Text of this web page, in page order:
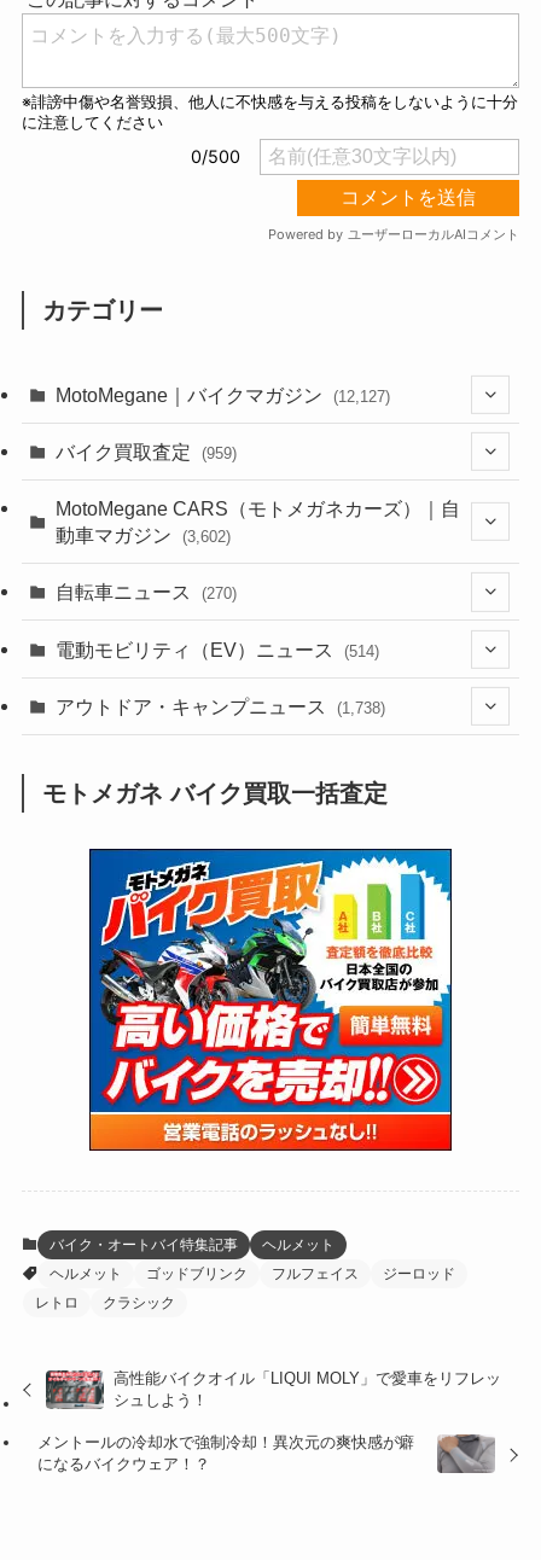
カテゴリー
MotoMegane｜バイクマガジン (12,127)
(44)
(637)
(118)
(60)
(31)
(51)
(34)
(5)
(12)
(63)
(109)
(252)
(38)
(24)
(16)
(25)
(24)
(47)
(15)
(5)
(249)
(64)
(16)
(62)
(4)
(6)
(17)
(5)
(27)
(306)
(6,955)
(2,473)
(249)
(1,226)
(12)
(131)
(38)
(131)
(167)
(85)
(21)
(61)
(171)
(98)
(13)
(60)
(274)
(171)
(38)
(47)
(59)
(41)
(47)
(66)
(16)
(141)
(254)
(204)
(1,139)
(166)
(23)
(33)
(34)
(35)
(41)
(415)
(16)
バイク買取査定 (959)
(352)
MotoMegane CARS（モトメガネカーズ）｜自
動車マガジン
(3,602)
(185)
(137)
(72)
(2,743)
(126)
(170)
自転車ニュース (270)
(54)
(211)
電動モビリティ（EV）ニュース (514)
(132)
(171)
(118)
(27)
アウトドア・キャンプニュース (1,738)
(1,605)
(147)
(13)
(19)
(12)
(16)
(4)
(16)
(1)
モトメガネ バイク買取一括査定
バイク・オートバイ特集記事
ヘルメット
ヘルメット
ゴッドブリンク フルフェイス
ジーロッド
レトロ
クラシック
高性能バイクオイル「LIQUI MOLY」で愛車をリフレッ
シュしよう！
メントールの冷却水で強制冷却！異次元の爽快感が癖
になるバイクウェア！？